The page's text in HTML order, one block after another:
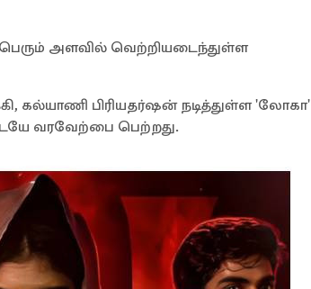
அளவில் வெற்றியடைந்துள்ள
கல்யாணி பிரியதர்ஷன் நடித்துள்ள 'லோகா'
வரவேற்பை பெற்றது.